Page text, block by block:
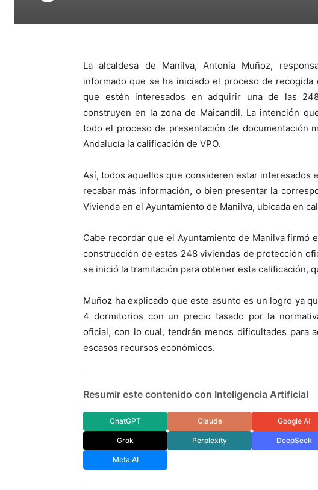
La alcaldesa de Manilva, Antonia Muñoz,
informado que se ha iniciado el proceso de
que estén interesados en adquirir una de las
construyen en la zona de Maicandil. La intención
todo el proceso de presentación de documentación
Andalucía la calificación de VPO.
Así, todos aquellos que consideren estar interesados
recabar más información, o bien presentar la
Vivienda en el Ayuntamiento de Manilva, ubicada en
Cabe recordar que el Ayuntamiento de Manilva firmó
construcción de estas 248 viviendas de protección
se inició la tramitación para obtener esta calificación,
Muñoz ha explicado que este asunto es un logro ya
4 dormitorios con un precio tasado por la
oficial, con lo cual, tendrán menos dificultades para
escasos recursos económicos.
Resumir este contenido con Inteligencia Artificial
ChatGPT Claude Google AI
Grok Perplexity DeepSeek
Meta AI